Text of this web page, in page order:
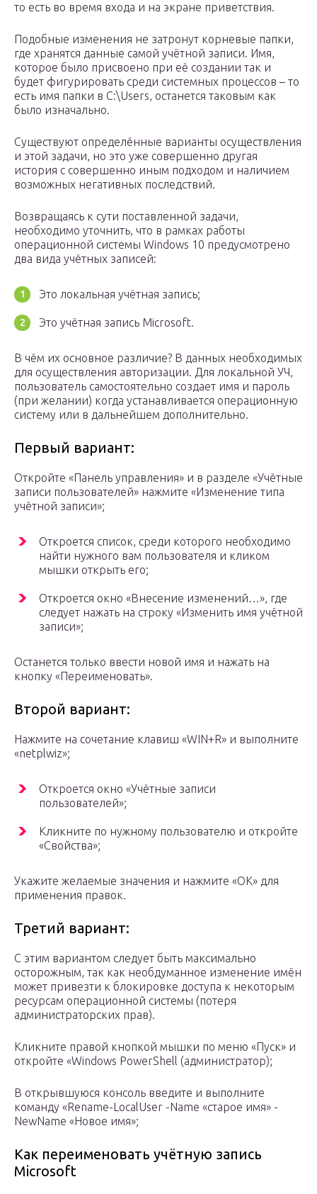
то есть во время входа и на экране приветствия.
Подобные изменения не затронут корневые папки,
где хранятся данные самой учётной записи. Имя,
которое было присвоено при её создании так и
будет фигурировать среди системных процессов – то
есть имя папки в C:\Users, останется таковым как
было изначально.
Существуют определённые варианты осуществления
и этой задачи, но это уже совершенно другая
история с совершенно иным подходом и наличием
возможных негативных последствий.
Возвращаясь к сути поставленной задачи,
необходимо уточнить, что в рамках работы
операционной системы Windows 10 предусмотрено
два вида учётных записей:
Это локальная учётная запись;
Это учётная запись Microsoft.
В чём их основное различие? В данных необходимых
для осуществления авторизации. Для локальной УЧ,
пользователь самостоятельно создает имя и пароль
(при желании) когда устанавливается операционную
систему или в дальнейшем дополнительно.
Первый вариант:
Откройте «Панель управления» и в разделе «Учётные
записи пользователей» нажмите «Изменение типа
учётной записи»;
Откроется список, среди которого необходимо
найти нужного вам пользователя и кликом
мышки открыть его;
Откроется окно «Внесение изменений…», где
следует нажать на строку «Изменить имя учётной
записи»;
Останется только ввести новой имя и нажать на
кнопку «Переименовать».
Второй вариант:
Нажмите на сочетание клавиш «WIN+R» и выполните
«netplwiz»;
Откроется окно «Учётные записи
пользователей»;
Кликните по нужному пользователю и откройте
«Свойства»;
Укажите желаемые значения и нажмите «ОК» для
применения правок.
Третий вариант:
С этим вариантом следует быть максимально
осторожным, так как необдуманное изменение имён
может привезти к блокировке доступа к некоторым
ресурсам операционной системы (потеря
администраторских прав).
Кликните правой кнопкой мышки по меню «Пуск» и
откройте «Windows PowerShell (администратор);
В открывшуюся консоль введите и выполните
команду «Rename-LocalUser -Name «старое имя» -
NewName «Новое имя»;
Как переименовать учётную запись
Microsoft